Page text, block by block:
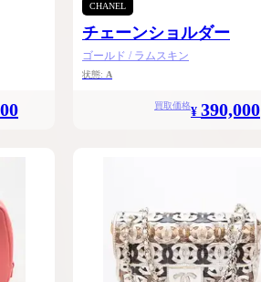
CHANEL
チェーンショルダー
ゴールド / ラムスキン
状態: A
買取価格¥ 390,000